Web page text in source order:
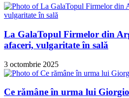
La GalaTopul Firmelor din
afaceri, vulgaritate în sală
3 octombrie 2025
Ce rămâne în urma lui